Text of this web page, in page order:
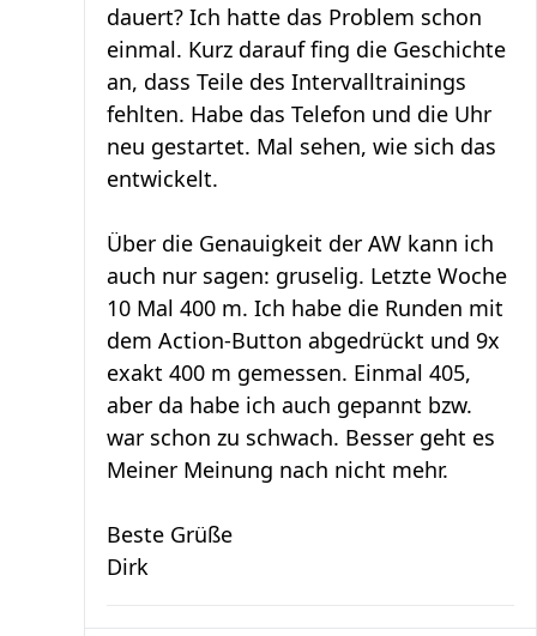
dauert? Ich hatte das Problem schon
einmal. Kurz darauf fing die Geschichte
an, dass Teile des Intervalltrainings
fehlten. Habe das Telefon und die Uhr
neu gestartet. Mal sehen, wie sich das
entwickelt.
Über die Genauigkeit der AW kann ich
auch nur sagen: gruselig. Letzte Woche
10 Mal 400 m. Ich habe die Runden mit
dem Action-Button abgedrückt und 9x
exakt 400 m gemessen. Einmal 405,
aber da habe ich auch gepannt bzw.
war schon zu schwach. Besser geht es
Meiner Meinung nach nicht mehr.
Beste Grüße
Dirk